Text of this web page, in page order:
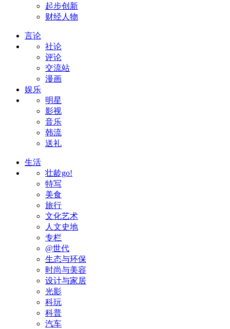
起步创新
财经人物
言论
社论
评论
交流站
漫画
娱乐
明星
影视
音乐
韩流
送礼
生活
壮龄go!
特写
美食
旅行
文化艺术
人文史地
专栏
@世代
生态与环保
时尚与美容
设计与家居
光影
科玩
科普
汽车